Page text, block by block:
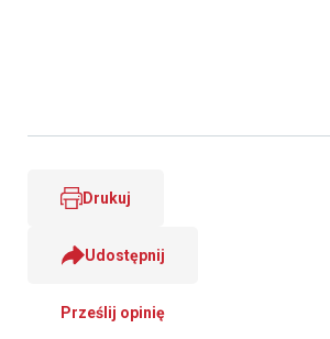
Drukuj
Udostępnij
Prześlij opinię